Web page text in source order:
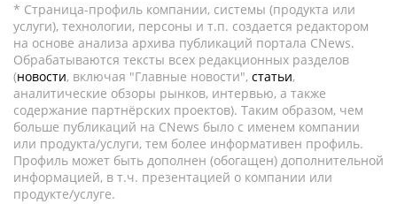
* Страница-профиль компании, системы (продукта или
услуги), технологии, персоны и т.п. создается редактором
на основе анализа архива публикаций портала CNews.
Обрабатываются тексты всех редакционных разделов
(новости, включая "Главные новости", статьи,
аналитические обзоры рынков, интервью, а также
содержание партнёрских проектов). Таким образом, чем
больше публикаций на CNews было с именем компании
или продукта/услуги, тем более информативен профиль.
Профиль может быть дополнен (обогащен) дополнительной
информацией, в т.ч. презентацией о компании или
продукте/услуге.